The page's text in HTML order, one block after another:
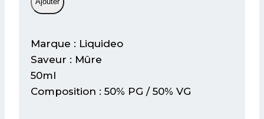
E-
Liquideo
Freeze
Mûre
50
Marque : Liquideo
Saveur : Mûre
50ml
Composition : 50% PG / 50% VG